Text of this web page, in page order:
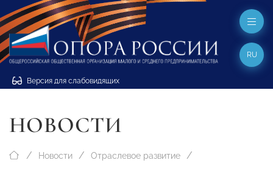
Версия для слабовидящих
RU
НОВОСТИ
Новости Отраслевое развитие